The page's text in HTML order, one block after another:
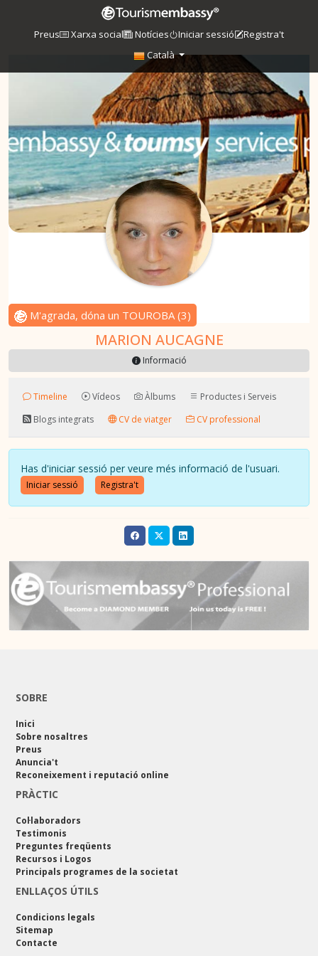
Preus Xarxa social Notícies Iniciar sessió
Registra't
Català
M'agrada, dóna un TOUROBA(3)
MARION AUCAGNE
Informació
Timeline Vídeos Àlbums
Productes i Serveis
Blogs integrats
CV de viatger CV professional
Has d'iniciar sessió per veure més informació de l'usuari.
Iniciar sessió Registra't
SOBRE
Inici
Sobre nosaltres
Preus
Anuncia't
Reconeixement i reputació online
PRÀCTIC
Col·laboradors
Testimonis
Preguntes freqüents
Recursos i Logos
Principals programes de la societat
ENLLAÇOS ÚTILS
Condicions legals
Sitemap
Contacte